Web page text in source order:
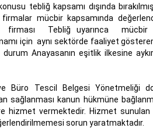
tebliğ kapsamı dışında
mücbir kapsamında
Tebliğ uyarınca mücbir
için aynı sektörde faaliyet
Anayasanın eşitlik ilkesine
Büro Tescil Belgesi Yönetmeliği
sağlanması kanun hükmüne
hizmet vermektedir. Hizmet
sorun yaratmaktadır.